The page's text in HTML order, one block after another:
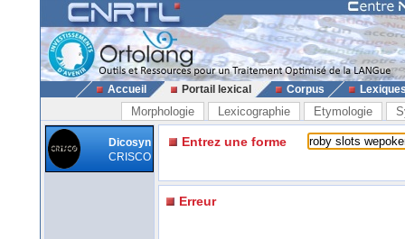
Accueil Portail lexical Corpus
Morphologie Lexicographie Etymologie
Dicosyn
CRISCO
Entrez une forme
Erreur